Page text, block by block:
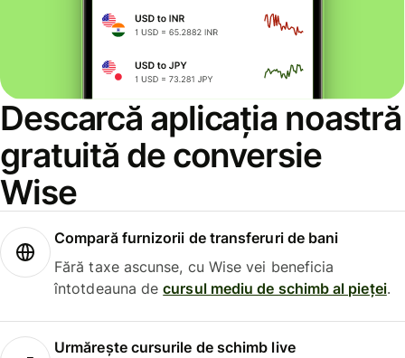
Descarcă aplicația noastră
gratuită de conversie
Wise
Compară furnizorii de transferuri de bani
Fără taxe ascunse, cu Wise vei beneficia
întotdeauna decursul mediu de schimb al pieței.
Urmărește cursurile de schimb live